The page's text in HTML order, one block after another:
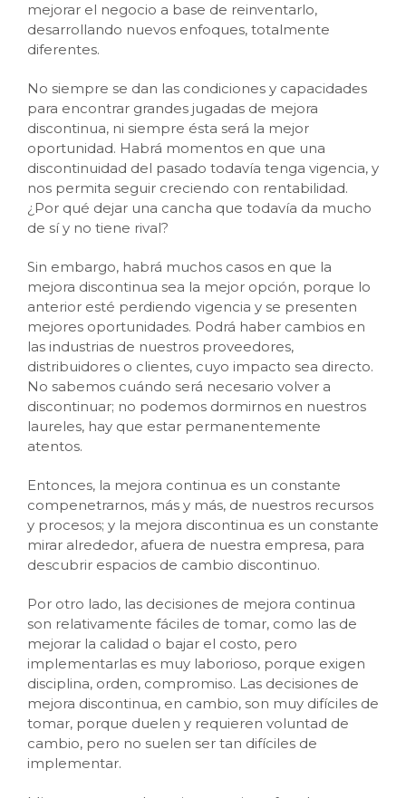
mejorar el negocio a base de reinventarlo,
desarrollando nuevos enfoques, totalmente
diferentes.
No siempre se dan las condiciones y capacidades
para encontrar grandes jugadas de mejora
discontinua, ni siempre ésta será la mejor
oportunidad. Habrá momentos en que una
discontinuidad del pasado todavía tenga vigencia, y
nos permita seguir creciendo con rentabilidad.
¿Por qué dejar una cancha que todavía da mucho
de sí y no tiene rival?
Sin embargo, habrá muchos casos en que la
mejora discontinua sea la mejor opción, porque lo
anterior esté perdiendo vigencia y se presenten
mejores oportunidades. Podrá haber cambios en
las industrias de nuestros proveedores,
distribuidores o clientes, cuyo impacto sea directo.
No sabemos cuándo será necesario volver a
discontinuar; no podemos dormirnos en nuestros
laureles, hay que estar permanentemente
atentos.
Entonces, la mejora continua es un constante
compenetrarnos, más y más, de nuestros recursos
y procesos; y la mejora discontinua es un constante
mirar alrededor, afuera de nuestra empresa, para
descubrir espacios de cambio discontinuo.
Por otro lado, las decisiones de mejora continua
son relativamente fáciles de tomar, como las de
mejorar la calidad o bajar el costo, pero
implementarlas es muy laborioso, porque exigen
disciplina, orden, compromiso. Las decisiones de
mejora discontinua, en cambio, son muy difíciles de
tomar, porque duelen y requieren voluntad de
cambio, pero no suelen ser tan difíciles de
implementar.